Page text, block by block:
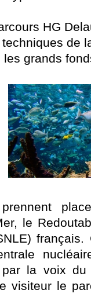
HG
de
grands
le
la voix
visiteur le